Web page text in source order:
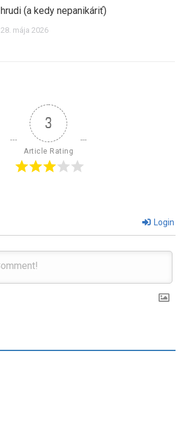
hrudi (a kedy nepanikáriť)
28. mája 2026
3
Article Rating
Login